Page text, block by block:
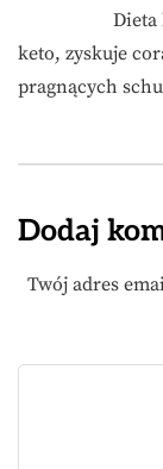
Dieta
keto, zyskuje
pragnących
Dodaj
Twój adres